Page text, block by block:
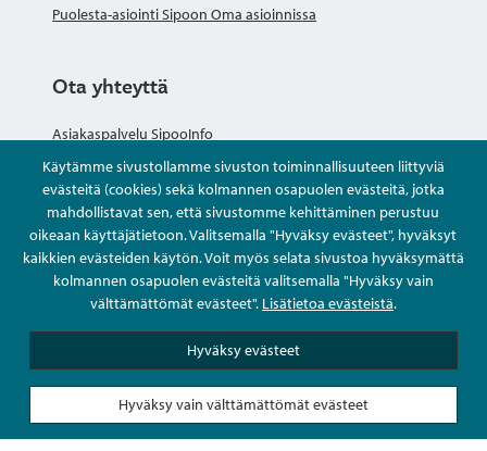
Käytämme sivustollamme sivuston toiminnallisuuteen liittyviä
evästeitä (cookies) sekä kolmannen osapuolen evästeitä, jotka
mahdollistavat sen, että sivustomme kehittäminen perustuu
oikeaan käyttäjätietoon. Valitsemalla "Hyväksy evästeet", hyväksyt
kaikkien evästeiden käytön. Voit myös selata sivustoa hyväksymättä
kolmannen osapuolen evästeitä valitsemalla "Hyväksy vain
välttämättömät evästeet". Lisätietoa evästeistä.
Hyväksy evästeet
Hyväksy vain välttämättömät evästeet
Puolesta-asiointi Sipoon Oma asioinnissa
Ota yhteyttä
Asiakaspalvelu SipooInfo
Anna palautetta nimettömästi
Kysy tai asioi
Yhteystiedot